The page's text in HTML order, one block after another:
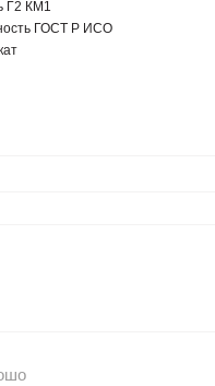
Г2 КМ1
ГОСТ Р ИСО